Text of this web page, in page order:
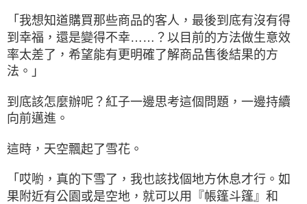
「我想知道購買那些商品的客人，最後到底有沒有得
到幸福，還是變得不幸……？以目前的方法做生意效
率太差了，希望能有更明確了解商品售後結果的方
法。」
到底該怎麼辦呢？紅子一邊思考這個問題，一邊持續
向前邁進。
這時，天空飄起了雪花。
「哎喲，真的下雪了，我也該找個地方休息才行。如
果附近有公園或是空地，就可以用『帳篷斗篷』和